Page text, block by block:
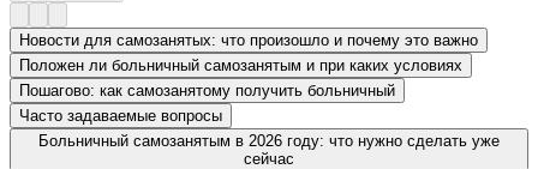
Новости для самозанятых: что произошло и почему это важно
Положен ли больничный самозанятым и при каких условиях
Пошагово: как самозанятому получить больничный
Часто задаваемые вопросы
Больничный самозанятым в 2026 году: что нужно сделать уже
сейчас